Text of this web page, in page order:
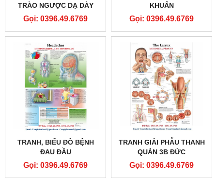
TRÀO NGƯỢC DẠ DÀY
THỰC QUẢN
Gọi: 0396.49.6769
KHUẨN
Gọi: 0396.49.6769
TRANH, BIỂU ĐỒ BỆNH
ĐAU ĐẦU
Gọi: 0396.49.6769
TRANH GIẢI PHẪU THANH
QUẢN 3B ĐỨC
Gọi: 0396.49.6769